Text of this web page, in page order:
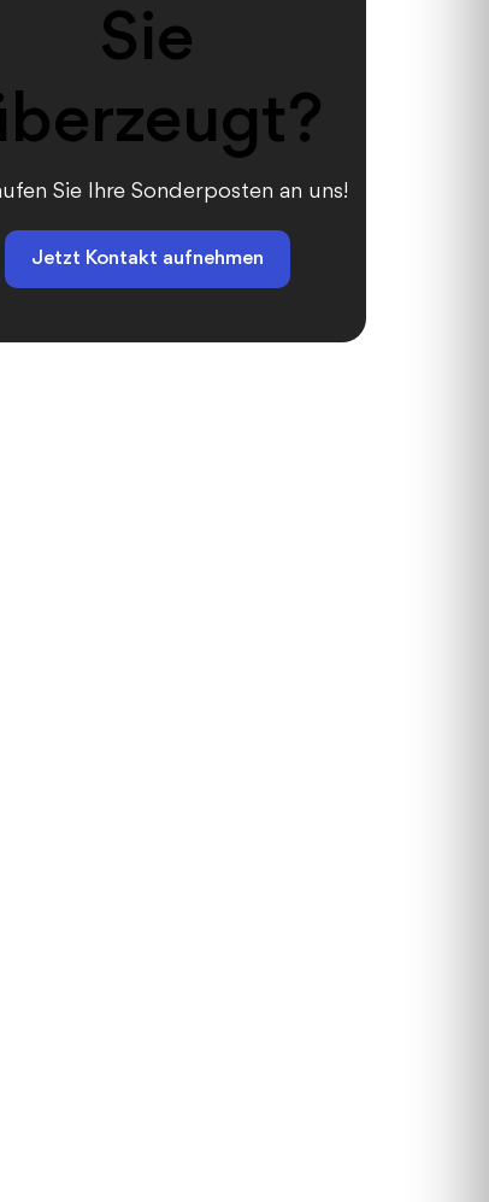
Sie
Sie Ihre Sonderposten an uns!
Jetzt Kontakt aufnehmen